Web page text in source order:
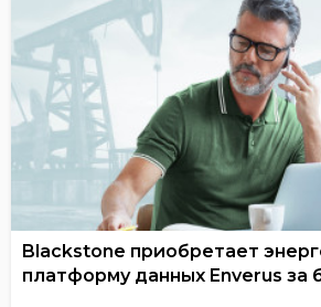
Blackstone приобретает
платформу данных Enverus за